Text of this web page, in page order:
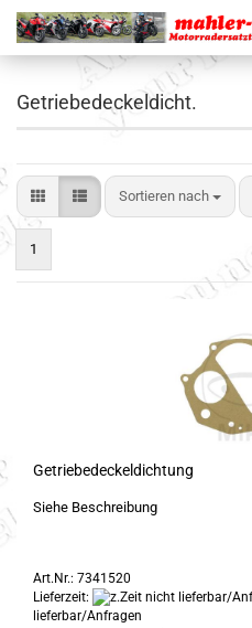
Getriebedeckeldicht.
Sortieren nach
1
Getriebedeckeldichtung
Siehe Beschreibung
Art.Nr.: 7341520
Lieferzeit:
lieferbar/Anfragen